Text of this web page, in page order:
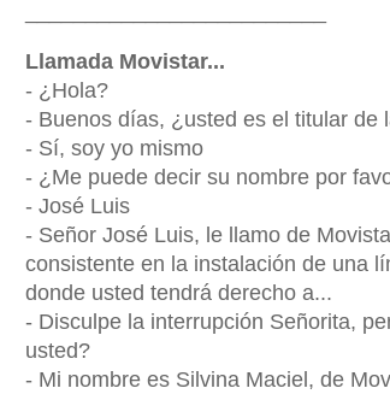
Llamada Movistar...
- ¿Hola?
- Buenos días, ¿usted es el titular de
- Sí, soy yo mismo
- ¿Me puede decir su nombre por
- José Luis
- Señor José Luis, le llamo de
consistente en la instalación de una
donde usted tendrá derecho a...
- Disculpe la interrupción Señorita,
usted?
- Mi nombre es Silvina Maciel, de